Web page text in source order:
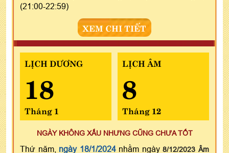
(21:00-22:59)
XEM CHI TIẾT
LỊCH DƯƠNG
18
Tháng 1
LỊCH ÂM
8
Tháng 12
NGÀY KHÔNG XẤU NHƯNG CŨNG CHƯA TỐT
Thứ năm, ngày 18/1/2024nhằm ngày8/12/2023 Âm